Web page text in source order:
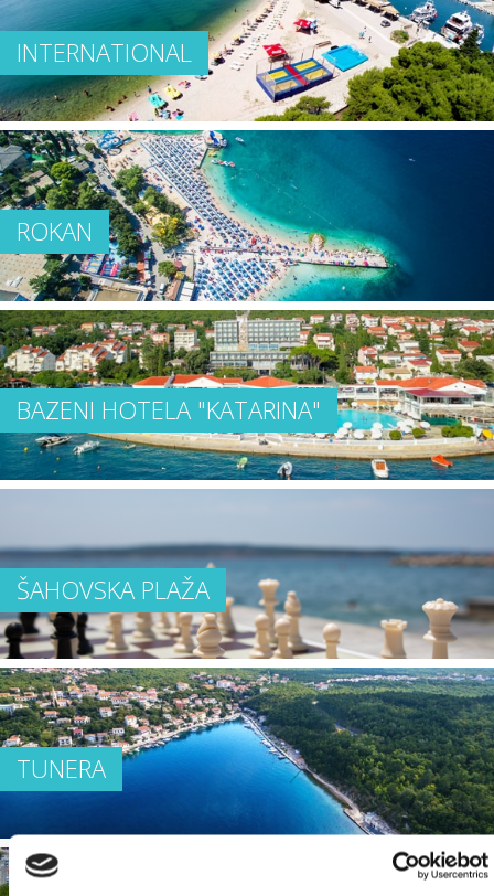
INTERNATIONAL
ROKAN
BAZENI HOTELA "KATARINA"
ŠAHOVSKA PLAŽA
TUNERA